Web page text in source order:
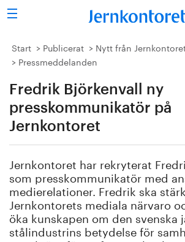
Sök
Stålindustrin
Forskning/utbildning
Vi tycker
Publicerat
Bildbank
Start Publicerat
Nytt från
Pressmeddelanden
Fredrik Björkenvall ny
presskommunikatör på
Jernkontoret
Jernkontoret har rekryterat
som presskommunikatör med
medierelationer. Fredrik ska
Jernkontorets mediala närvaro
öka kunskapen om den svenska
stålindustrins betydelse för